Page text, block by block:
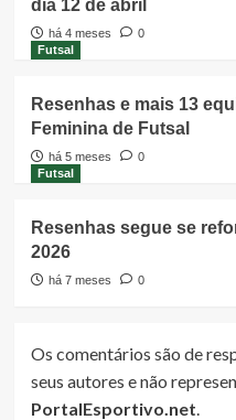
dia 12 de abril
há 4 meses
0
Futsal
Resenhas e mais 13
Feminina de Futsal
há 5 meses
0
Futsal
Resenhas segue se
2026
há 7 meses 0
Os comentários são de
seus autores e não
PortalEsportivo.net.